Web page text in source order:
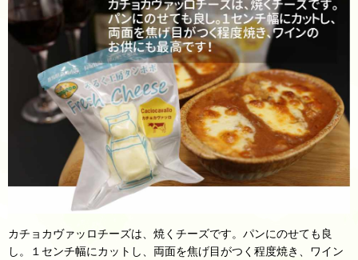
カチョカヴァッロチーズは、焼くチーズです。パンにのせても良
し。１センチ幅にカットし、両面を焦げ目がつく程度焼き、ワイン